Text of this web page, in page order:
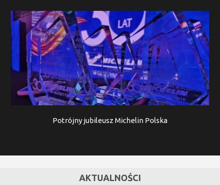
Potrójny jubileusz Michelin Polska
AKTUALNOŚCI